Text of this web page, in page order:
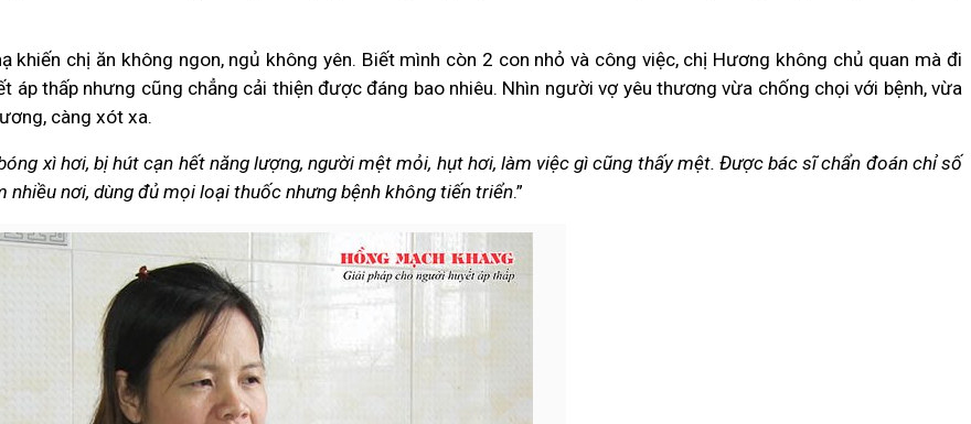
khiến chị ăn không ngon, ngủ không yên. Biết mình còn 2 con nhỏ và công việc, chị Hương không chủ quan mà đi
áp thấp nhưng cũng chẳng cải thiện được đáng bao nhiêu. Nhìn người vợ yêu thương vừa chống chọi với bệnh, vừa
càng xót xa.
xì hơi, bị hút cạn hết năng lượng, người mệt mỏi, hụt hơi, làm việc gì cũng thấy mệt. Được bác sĩ chẩn đoán chỉ số
nơi, dùng đủ mọi loại thuốc nhưng bệnh không tiến triển.”